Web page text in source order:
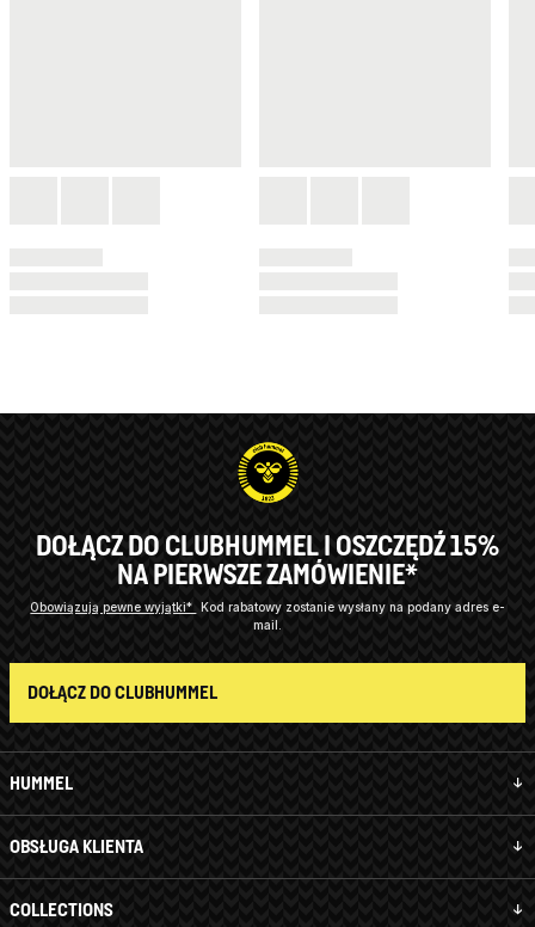
HUMMEL
OBSŁUGA KLIENTA
COLLECTIONS
DOŁĄCZ DO CLUBHUMMEL I OSZCZĘDŹ 15%
NA PIERWSZE ZAMÓWIENIE*
Obowiązują pewne wyjątki*
Kod rabatowy zostanie wysłany na podany adres e-
mail.
DOŁĄCZ DO CLUBHUMMEL